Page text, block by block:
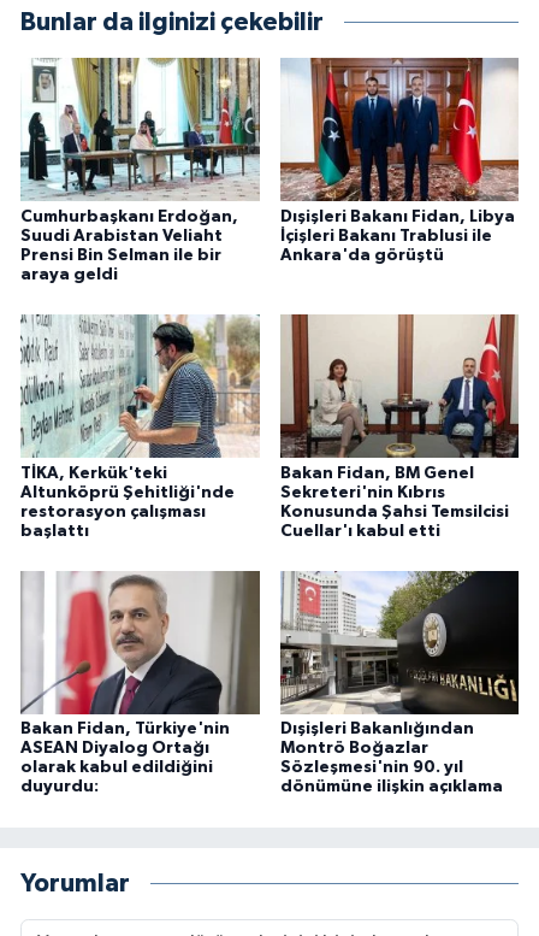
Bunlar da ilginizi çekebilir
Cumhurbaşkanı Erdoğan,
Suudi Arabistan Veliaht
Prensi Bin Selman ile bir
araya geldi
Dışişleri Bakanı Fidan, Libya
İçişleri Bakanı Trablusi ile
Ankara'da görüştü
TİKA, Kerkük'teki
Altunköprü Şehitliği'nde
restorasyon çalışması
başlattı
Bakan Fidan, BM Genel
Sekreteri'nin Kıbrıs
Konusunda Şahsi Temsilcisi
Cuellar'ı kabul etti
Bakan Fidan, Türkiye'nin
ASEAN Diyalog Ortağı
olarak kabul edildiğini
duyurdu:
Dışişleri Bakanlığından
Montrö Boğazlar
Sözleşmesi'nin 90. yıl
dönümüne ilişkin açıklama
Yorumlar